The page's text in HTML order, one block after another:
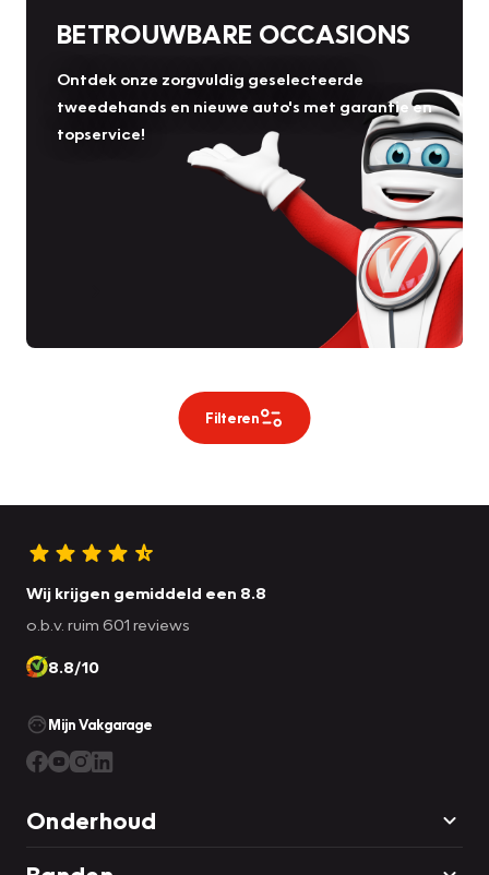
BETROUWBARE OCCASIONS
Ontdek onze zorgvuldig geselecteerde
tweedehands en nieuwe auto's met garantie en
topservice!
Filteren
Wij krijgen gemiddeld een 8.8
o.b.v. ruim 601 reviews
8.8/10
Mijn Vakgarage
Onderhoud